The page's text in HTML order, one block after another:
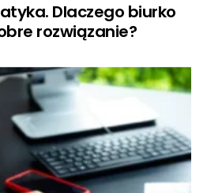
Dlaczego biurko
rozwiązanie?